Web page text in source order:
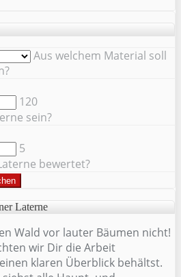
Aus welchem Material soll
120
sein?
5
bewertet?
Laterne
Wald vor lauter Bäumen nicht!
wir Dir die Arbeit
klaren Überblick behältst.